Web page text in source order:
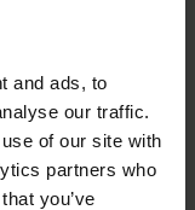
and ads, to
our traffic.
of our site with
partners who
you’ve